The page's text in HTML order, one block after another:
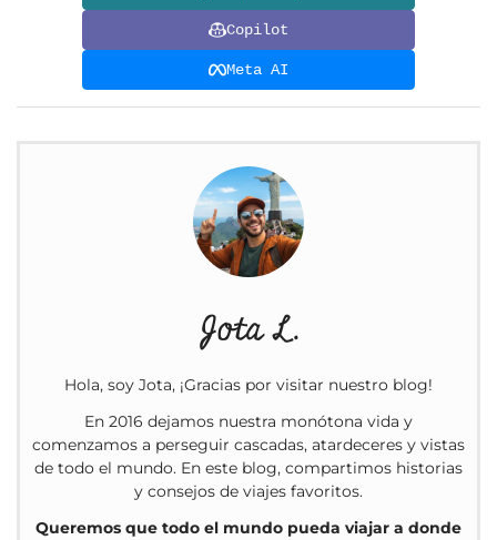
Copilot
Meta AI
Jota L.
Hola, soy Jota, ¡Gracias por visitar nuestro blog!
En 2016 dejamos nuestra monótona vida y
comenzamos a perseguir cascadas, atardeceres y vistas
de todo el mundo. En este blog, compartimos historias
y consejos de viajes favoritos.
Queremos que todo el mundo pueda viajar a donde